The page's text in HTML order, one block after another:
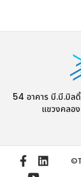
54 อาคาร บี.บี.บิล
แขวงคลอ